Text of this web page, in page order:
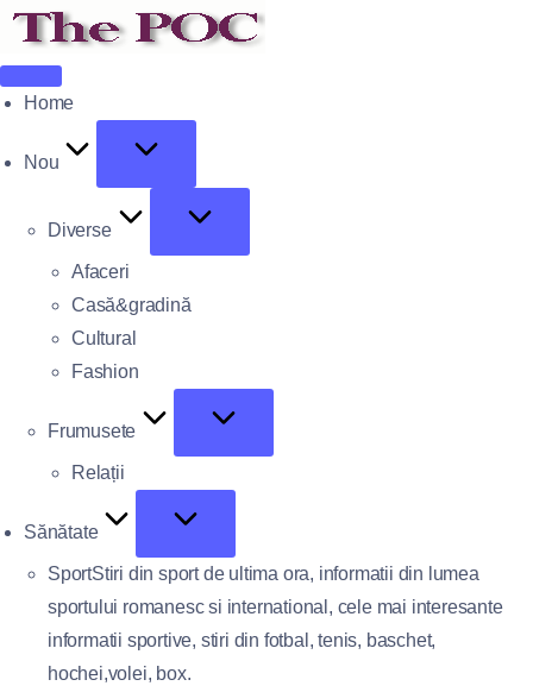
Home
Nou
Diverse
Afaceri
Casă&gradină
Cultural
Fashion
Frumusete
Relații
Sănătate
SportStiri din sport de ultima ora, informatii din lumea
sportului romanesc si international, cele mai interesante
informatii sportive, stiri din fotbal, tenis, baschet,
hochei,volei, box.